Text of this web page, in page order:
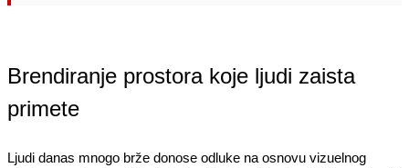
Brendiranje prostora koje ljudi zaista
primete
Ljudi danas mnogo brže donose odluke na osnovu vizuelnog